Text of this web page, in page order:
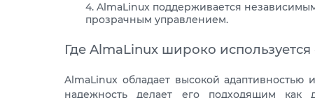
AlmaLinux поддерживается
прозрачным управлением.
Где AlmaLinux широко используется
AlmaLinux обладает высокой
надежность делает его подходящим